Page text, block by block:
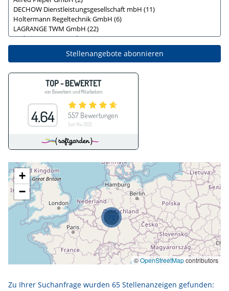
Stellenangebote abonnieren
73
+
−
©OpenStreetMapcontributors
Zu Ihrer Suchanfrage wurden 65 Stellenanzeigen gefunden: